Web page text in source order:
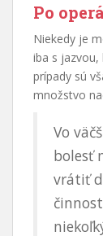
Po
Niekedy je
iba s
prípady sú
množstvo
Vo
bolesť
vrátiť